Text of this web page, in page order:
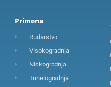
Primena
Rudarstvo
Visokogradnja
Niskogradnja
Tunelogradnja